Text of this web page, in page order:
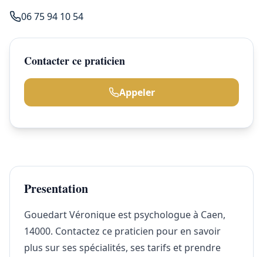
06 75 94 10 54
Contacter ce praticien
Appeler
Presentation
Gouedart Véronique est psychologue à Caen,
14000. Contactez ce praticien pour en savoir
plus sur ses spécialités, ses tarifs et prendre